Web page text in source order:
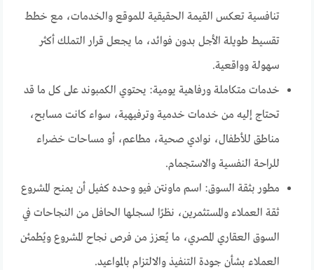
تنافسية تعكس القيمة الحقيقية للموقع والخدمات، مع خطط
تقسيط طويلة الأجل بدون فوائد، ما يجعل قرار التملك أكثر
سهولة وواقعية.
خدمات متكاملة ورفاهية يومية: يحتوي الكمبوند على كل ما قد
تحتاج إليه من خدمات خدمية وترفيهية، سواء كانت مسابح،
مناطق للأطفال، نوادي صحية، مطاعم، أو مساحات خضراء
للراحة النفسية والاستجمام.
مطور بثقة السوق: اسم ماونتن فيو وحده كفيل أن يمنح المشروع
ثقة العملاء والمستثمرين، نظرًا لسجلها الحافل من النجاحات في
السوق العقاري المصري، ما يُعزز من فرص نجاح المشروع ويُطمئن
العملاء بشأن جودة التنفيذ والالتزام بالمواعيد.